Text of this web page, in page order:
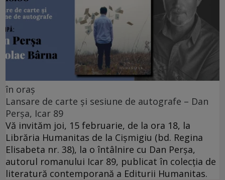
în oraș
Lansare de carte și sesiune de autografe – Dan
Perșa, Icar 89
Vă invităm joi, 15 februarie, de la ora 18, la
Librăria Humanitas de la Cişmigiu (bd. Regina
Elisabeta nr. 38), la o întâlnire cu Dan Perșa,
autorul romanului Icar 89, publicat în colecția de
literatură contemporană a Editurii Humanitas.